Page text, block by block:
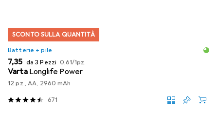
SCONTO SULLA QUANTITÀ
Batterie + pile
EUR
7,35 da 3 Pezzi EUR
0,61/1pz.
Varta Longlife Power
12 pz., AA, 2960 mAh
671